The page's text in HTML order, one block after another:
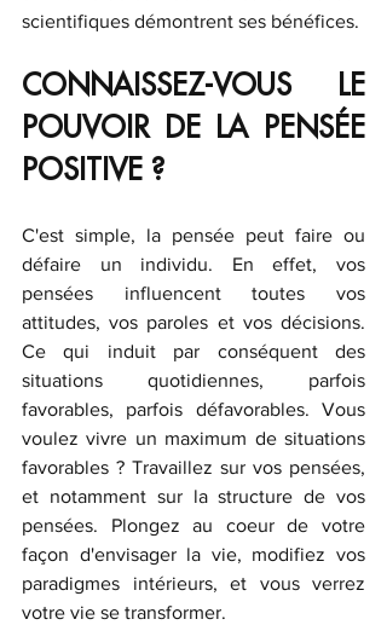
scientifiques démontrent ses bénéfices.
CONNAISSEZ-VOUS LE
POUVOIR DE LA PENSÉE
POSITIVE ?
C'est simple, la pensée peut faire ou
défaire un individu. En effet, vos
pensées influencent toutes vos
attitudes, vos paroles et vos décisions.
Ce qui induit par conséquent des
situations quotidiennes, parfois
favorables, parfois défavorables. Vous
voulez vivre un maximum de situations
favorables ? Travaillez sur vos pensées,
et notamment sur la structure de vos
pensées. Plongez au coeur de votre
façon d'envisager la vie, modifiez vos
paradigmes intérieurs, et vous verrez
votre vie se transformer.